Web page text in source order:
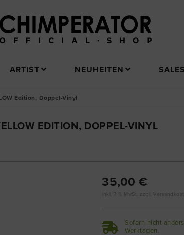
ARTIST NEUHEITEN SALES
Edition, Doppel-Vinyl
EDITION, DOPPEL-VINYL
35,00 €
inkl. 7 % MwSt. zzgl.
Sofern nicht
Werktagen.